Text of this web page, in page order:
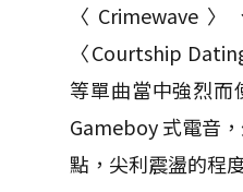
〈Crimewave
〈Courtship
等單曲當中強烈而
Gameboy 式電音
點，尖利震盪的程